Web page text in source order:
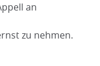
an
zu nehmen.